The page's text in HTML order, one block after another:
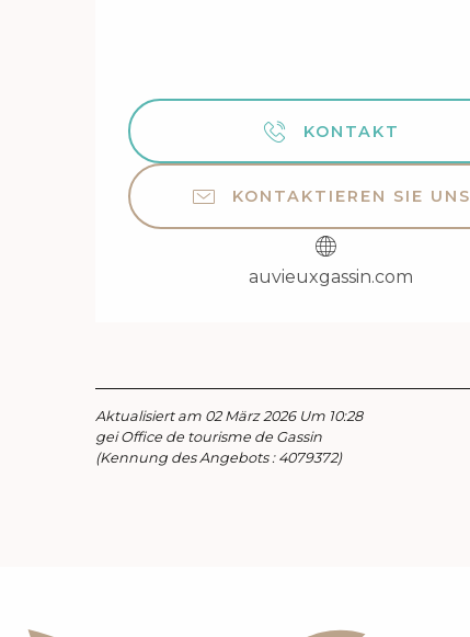
KONTAKT
KONTAKTIEREN SIE UNS
auvieuxgassin.com
Aktualisiert am 02 März 2026 Um 10:28
gei Office de tourisme de Gassin
(Kennung des Angebots : 4079372)